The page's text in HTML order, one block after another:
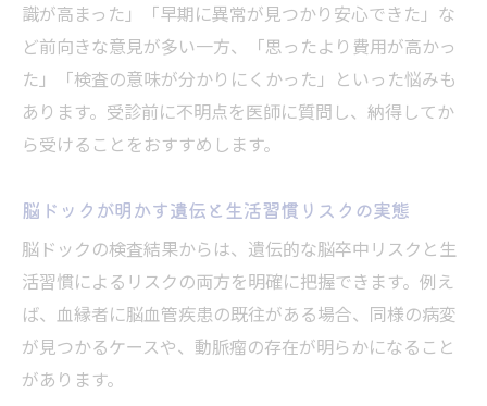
識が高まった」「早期に異常が見つかり安心できた」な
ど前向きな意見が多い一方、「思ったより費用が高かっ
た」「検査の意味が分かりにくかった」といった悩みも
あります。受診前に不明点を医師に質問し、納得してか
ら受けることをおすすめします。
脳ドックが明かす遺伝と生活習慣リスクの実態
脳ドックの検査結果からは、遺伝的な脳卒中リスクと生
活習慣によるリスクの両方を明確に把握できます。例え
ば、血縁者に脳血管疾患の既往がある場合、同様の病変
が見つかるケースや、動脈瘤の存在が明らかになること
があります。